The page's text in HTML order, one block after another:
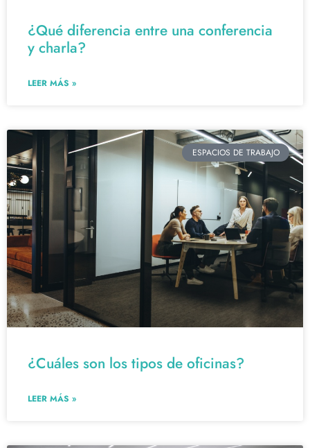
¿Qué diferencia entre una conferencia
y charla?
LEER MÁS »
ESPACIOS DE TRABAJO
¿Cuáles son los tipos de oficinas?
LEER MÁS »